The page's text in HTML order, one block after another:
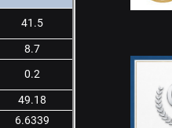
41.5
8.7
0.2
49.18
6.6339